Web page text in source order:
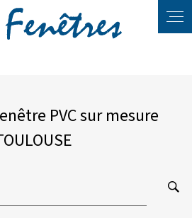
PVC sur mesure